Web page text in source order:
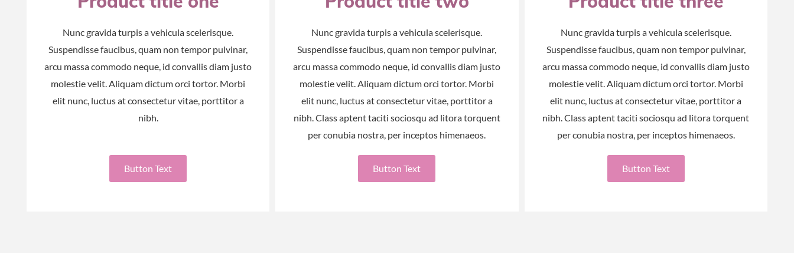
Nunc gravida turpis a vehicula scelerisque.
Suspendisse faucibus, quam non tempor pulvinar,
arcu massa commodo neque, id convallis diam justo
molestie velit. Aliquam dictum orci tortor. Morbi
elit nunc, luctus at consectetur vitae, porttitor a
nibh.
Button Text
Nunc gravida turpis a vehicula scelerisque.
Suspendisse faucibus, quam non tempor pulvinar,
arcu massa commodo neque, id convallis diam justo
molestie velit. Aliquam dictum orci tortor. Morbi
elit nunc, luctus at consectetur vitae, porttitor a
nibh. Class aptent taciti sociosqu ad litora torquent
per conubia nostra, per inceptos himenaeos.
Button Text
Nunc gravida turpis a vehicula scelerisque.
Suspendisse faucibus, quam non tempor pulvinar,
arcu massa commodo neque, id convallis diam justo
molestie velit. Aliquam dictum orci tortor. Morbi
elit nunc, luctus at consectetur vitae, porttitor a
nibh. Class aptent taciti sociosqu ad litora torquent
per conubia nostra, per inceptos himenaeos.
Button Text